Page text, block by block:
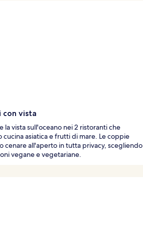
con vista
la vista sull'oceano nei 2 ristoranti che
cucina asiatica e frutti di mare. Le coppie
cenare all'aperto in tutta privacy, scegliendo
vegane e vegetariane.